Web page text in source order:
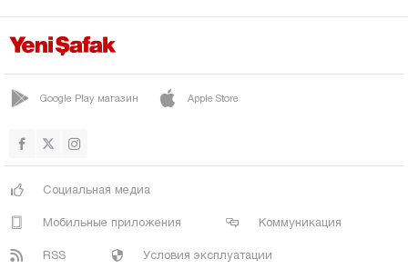
Хатай
Ыгдыр
Карабюк
Google Play магазин Apple Store
Социальная медиа
Мобильные приложения Коммуникация
RSS Условия эксплуатации